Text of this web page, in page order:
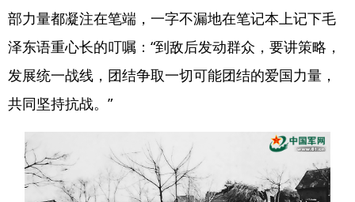
部力量都凝注在笔端，一字不漏地在笔记本上记下毛
泽东语重心长的叮嘱：“到敌后发动群众，要讲策略，
发展统一战线，团结争取一切可能团结的爱国力量，
共同坚持抗战。”